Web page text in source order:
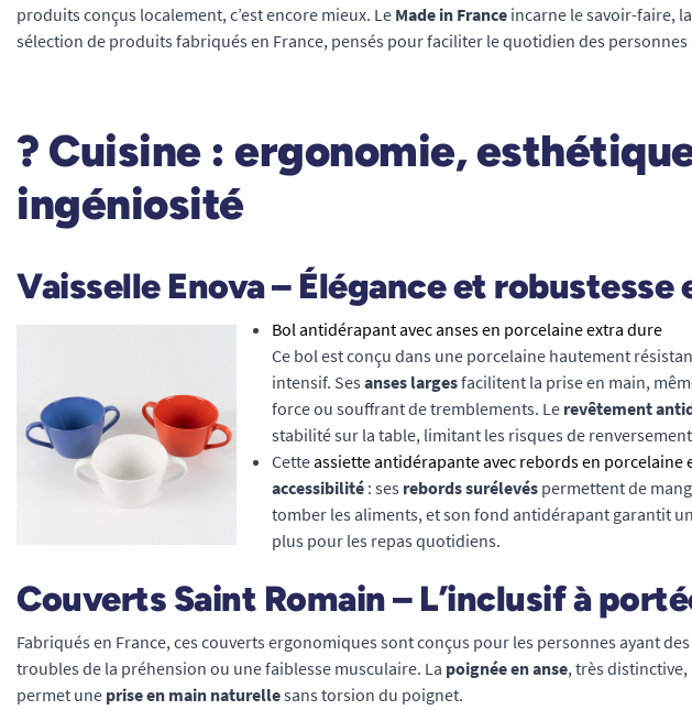
produits conçus localement, c’est encore mieux. Le Made in France incarne le savoir-faire,
sélection de produits fabriqués en France, pensés pour faciliter le quotidien des
?️ Cuisine : ergonomie,
ingéniosité
Vaisselle Enova – Élégance et robustesse
Bol antidérapant avec anses en porcelaine extra dure
Ce bol est conçu dans une porcelaine hautement
intensif. Ses anses largesfacilitent la prise en main,
force ou souffrant de tremblements. Le revêtement
stabilité sur la table, limitant les risques de
Cetteassiette antidérapante avec rebords en porcelaine
accessibilité : ses rebords surélevés permettent de
tomber les aliments, et son fond antidérapant garantit
plus pour les repas quotidiens.
Couverts Saint Romain – L’inclusif à
Fabriqués en France, ces couverts ergonomiques sont conçus pour les personnes ayant des
troubles de la préhension ou une faiblesse musculaire. La poignée en anse, très distinctive,
permet une prise en main naturellesans torsion du poignet.